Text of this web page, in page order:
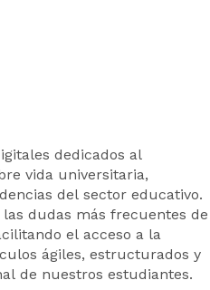
dedicados al
vida universitaria,
del sector educativo.
dudas más frecuentes de
el acceso a la
ágiles, estructurados y
de nuestros estudiantes.